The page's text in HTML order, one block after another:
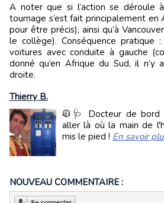
A noter que si l’action se déroule
tournage s’est fait principalement en
pour être précis), ainsi qu’à
le collège). Conséquence pratique
voitures avec conduite à gauche
donné qu’en Afrique du Sud, il n’y
droite.
Thierry B.
🧥🩺 Docteur de
aller là où la main de
mis le pied ! En savoir
NOUVEAU COMMENTAIRE :